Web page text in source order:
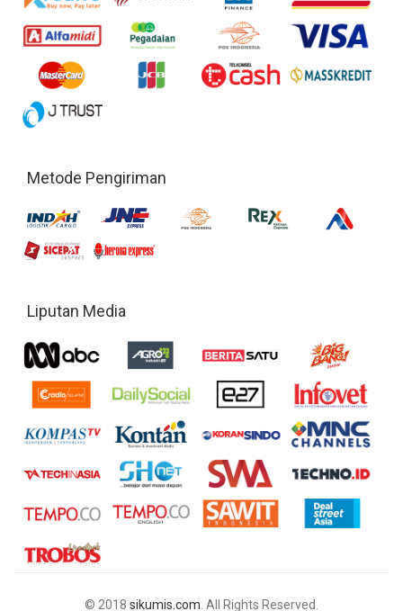
Metode Pengiriman
Liputan Media
© 2018 sikumis.com . All Rights Reserved.